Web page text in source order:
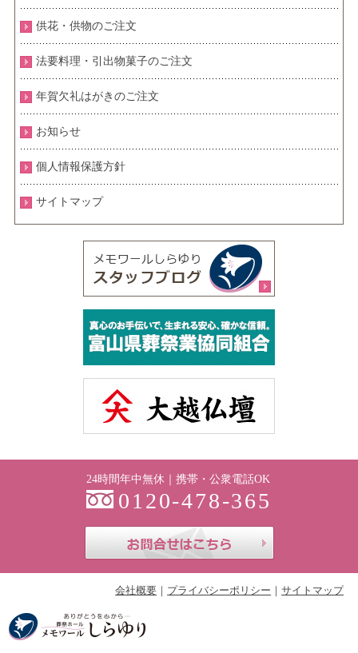
供花・供物のご注文
法要料理・引出物菓子のご注文
年賀欠礼はがきのご注文
お知らせ
個人情報保護方針
サイトマップ
24時間年中無休｜携帯・公衆電話OK
0120-478-365
会社概要 プライバシーポリシー サイトマップ